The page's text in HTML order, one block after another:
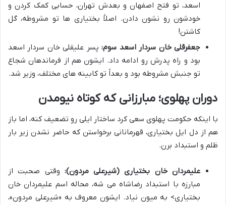
اسعد، تو فتح اصفهان و بعدش تهران، حسابی کمک کردن و
خودشون رو نشون دادن. اصلاً بختیاری ها تو مشروطه، گل
کاشتن!
جعفرقلی خان سردار اسعد سوم:پسر علیقلی خان سردار اسعد
بود و راه پدرش رو ادامه داد. ایشون هم از فرماندهان شجاع
تو جنبش مشروطه بود و بعداً تو کابینه های مختلف، وزیر شد.
دوران پهلوی؛ مبارزانی که کوتاه نیومدن
با اینکه حکومت پهلوی سعی کرد ساختار ایلی رو تضعیف کنه، اما باز
هم از دل ایل بختیاری، قهرمانانی برخواستن که حاضر نشدن زیر بار
ظلم و استبداد برن.
علیمردان خان بختیاری (شیرعلی مردون): وقتی صحبت از
مبارزه با استبداد رضاشاه می شه، محاله اسم علیمردان خان
بختیاری> به میون نیاد. ایشون معروف به «شیرعلی مردون»،